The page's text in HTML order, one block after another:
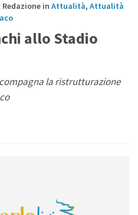
in Attualità, Attualità
allo Stadio
la ristrutturazione